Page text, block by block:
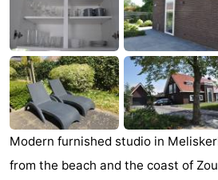
Residentie
Soutelande
Campings
Chambre
d'hôtes
Chaumières
-
De
-
Modern furnished studio in
from the beach and the coast of